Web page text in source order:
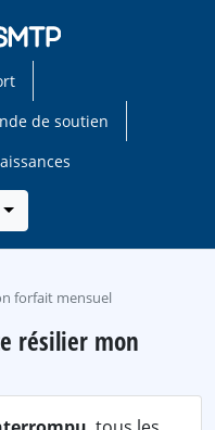
de soutien
forfait mensuel
résilier mon